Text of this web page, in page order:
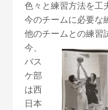
色々と練習方法を工
今のチームに必要な
他のチームとの練習
今、
バス
ケ部
は西
日本